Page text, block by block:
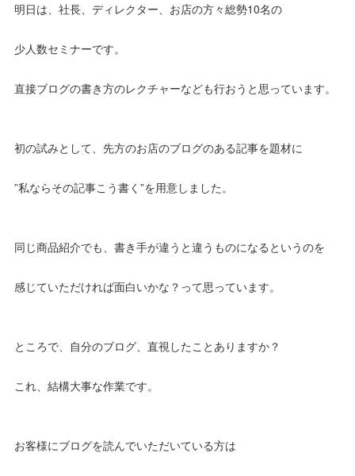
明日は、社長、ディレクター、お店の方々総勢10名の
少人数セミナーです。
直接ブログの書き方のレクチャーなども行おうと思っています。
初の試みとして、先方のお店のブログのある記事を題材に
”私ならその記事こう書く”を用意しました。
同じ商品紹介でも、書き手が違うと違うものになるというのを
感じていただければ面白いかな？って思っています。
ところで、自分のブログ、直視したことありますか？
これ、結構大事な作業です。
お客様にブログを読んでいただいている方は